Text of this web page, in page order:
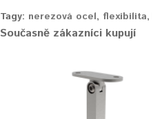
Tagy: nerezová ocel, flexibilita,
Současně zákazníci kupují